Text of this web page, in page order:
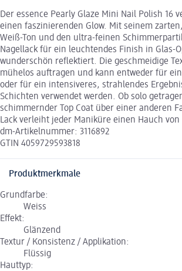
Der essence Pearly Glaze Mini Nail Polish 16
einen faszinierenden Glow. Mit seinem
Weiß-Ton und den ultra-feinen
Nagellack für ein leuchtendes Finish in Glas-
wunderschön reflektiert. Die geschmeidige
mühelos auftragen und kann entweder für
oder für ein intensiveres, strahlendes
Schichten verwendet werden. Ob solo
schimmernder Top Coat über einer anderen
Lack verleiht jeder Maniküre einen Hauch von
dm-Artikelnummer: 3116892
GTIN 4059729593818
Produktmerkmale
Grundfarbe:
Weiss
Effekt:
Glänzend
Textur / Konsistenz / Applikation:
Flüssig
Hauttyp: